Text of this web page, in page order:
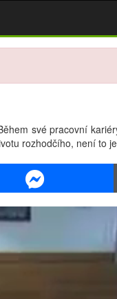
své pracovní
rozhodčího, není to